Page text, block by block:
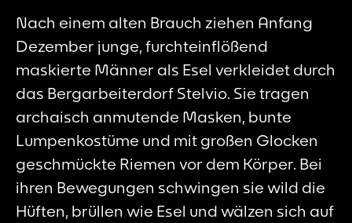
Nach einem alten Brauch ziehen Anfang
Dezember junge, furchteinflößend
maskierte Männer als Esel verkleidet durch
das Bergarbeiterdorf Stelvio. Sie tragen
archaisch anmutende Masken, bunte
Lumpenkostüme und mit großen Glocken
geschmückte Riemen vor dem Körper. Bei
ihren Bewegungen schwingen sie wild die
Hüften, brüllen wie Esel und wälzen sich auf